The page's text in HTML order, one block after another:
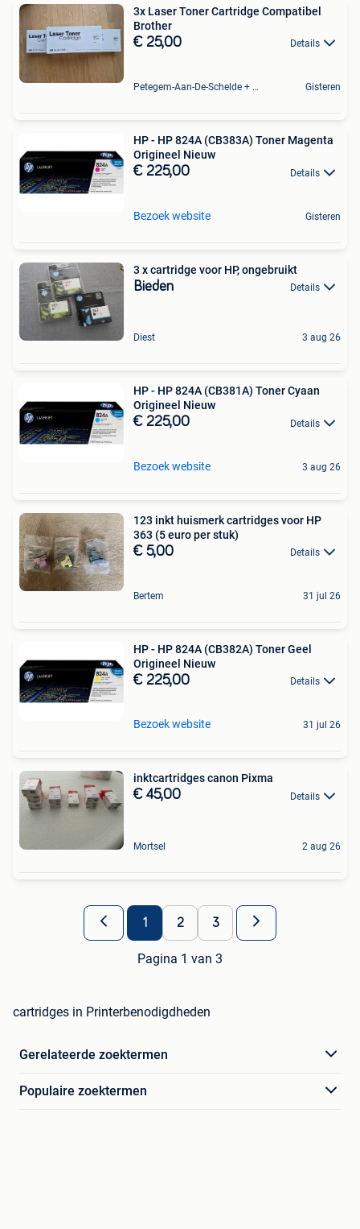
3x Laser Toner Cartridge Compatibel
Brother
€ 25,00 Details
Petegem-Aan-De-Schelde + Deel Van Oudenaarde Gisteren
HP - HP 824A (CB383A) Toner Magenta
Origineel Nieuw
€ 225,00 Details
Bezoek website Gisteren
3 x cartridge voor HP, ongebruikt
Bieden Details
Diest 3 aug 26
HP - HP 824A (CB381A) Toner Cyaan
Origineel Nieuw
€ 225,00 Details
Bezoek website 3 aug 26
123 inkt huismerk cartridges voor HP
363 (5 euro per stuk)
€ 5,00 Details
Bertem 31 jul 26
HP - HP 824A (CB382A) Toner Geel
Origineel Nieuw
€ 225,00 Details
Bezoek website 31 jul 26
inktcartridges canon Pixma
€ 45,00 Details
Mortsel 2 aug 26
1 2 3
Pagina 1 van 3
cartridges in Printerbenodigdheden
Gerelateerde zoektermen
Populaire zoektermen